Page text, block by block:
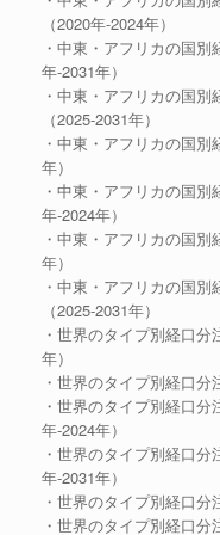
（2020年-2024年）
・中東・アフリカの国
年-2031年）
・中東・アフリカの国
（2025-2031年）
・中東・アフリカの国
年）
・中東・アフリカの国
年-2024年）
・中東・アフリカの国
年）
・中東・アフリカの国
（2025-2031年）
・世界のタイプ別経口
年）
・世界のタイプ別経口分
・世界のタイプ別経口
年-2024年）
・世界のタイプ別経口
年-2031年）
・世界のタイプ別経口分
・世界のタイプ別経口分